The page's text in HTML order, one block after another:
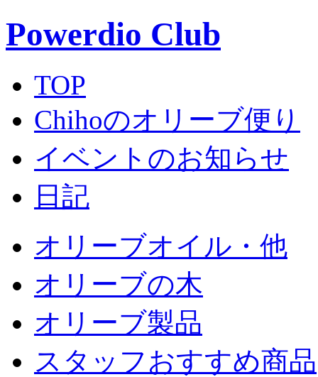
Powerdio Club
TOP
Chihoのオリーブ便り
イベントのお知らせ
日記
オリーブオイル・他
オリーブの木
オリーブ製品
スタッフおすすめ商品